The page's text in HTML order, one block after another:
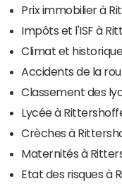
Prix immobilier à
Impôts et l'ISF à
Climat et
Accidents de la
Classement des
Lycée à
Crèches à
Maternités à
Etat des risques à